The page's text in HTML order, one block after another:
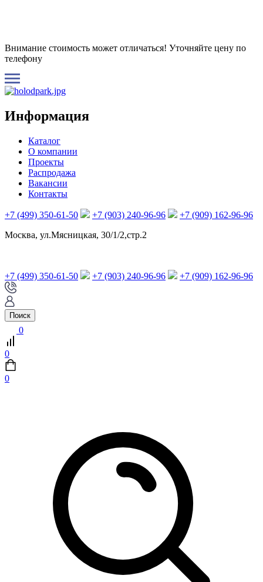
Внимание стоимость может отличаться! Уточняйте цену по
телефону
Информация
Каталог
О компании
Проекты
Распродажа
Вакансии
Контакты
+7 (499) 350-61-50 +7 (903) 240-96-96
+7 (909) 162-96-96
Москва, ул.Мясницкая, 30/1/2,стр.2
+7 (499) 350-61-50 +7 (903) 240-96-96 +7 (909) 162-96-96
Поиск
0
0
0